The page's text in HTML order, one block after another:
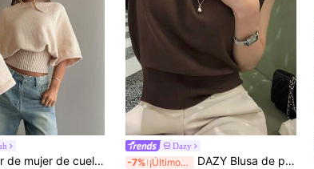
Aloruh Suéter de mujer de cuello redondo, manga corta, cintura ceñida, manga tipo murciélago, texturizado. Lujoso para galas, fiestas, banquetes, elegante discreto, brillante para fiestas navideñas, carnavales, salidas, resorts, para usar en capas en temporada de bodas, fiestas, oficina de verano
Dazy
-7% ¡Últimos 2 días DAZY Blusa de punto básica de cuello redondo y ajuste relajado para mujer, de verano